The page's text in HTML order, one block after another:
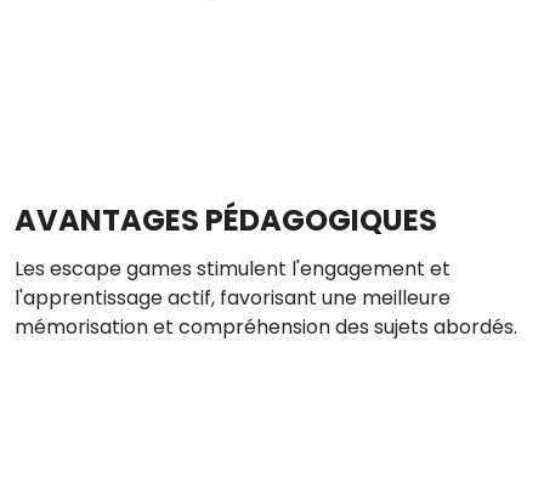
AVANTAGES PÉDAGOGIQUES
Les escape games stimulent l'engagement et
l'apprentissage actif, favorisant une meilleure
mémorisation et compréhension des sujets abordés.